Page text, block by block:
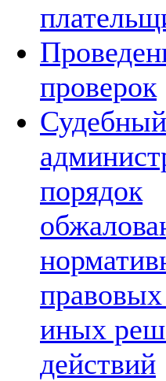
проверок
порядок
иных
действий